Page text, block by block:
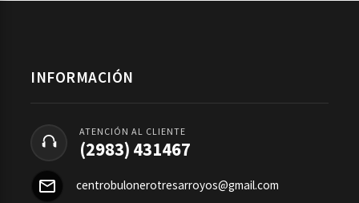
INFORMACIÓN
ATENCIÓN AL CLIENTE
(2983) 431467
centrobulonerotresarroyos@gmail.com